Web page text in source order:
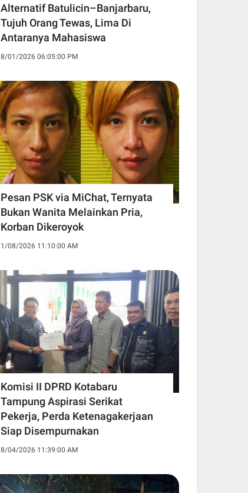
Alternatif Batulicin–Banjarbaru,
Tujuh Orang Tewas, Lima Di
Antaranya Mahasiswa
8/01/2026 06:05:00 PM
Pesan PSK via MiChat, Ternyata
Bukan Wanita Melainkan Pria,
Korban Dikeroyok
1/08/2026 11:10:00 AM
Komisi II DPRD Kotabaru
Tampung Aspirasi Serikat
Pekerja, Perda Ketenagakerjaan
Siap Disempurnakan
8/04/2026 11:39:00 AM